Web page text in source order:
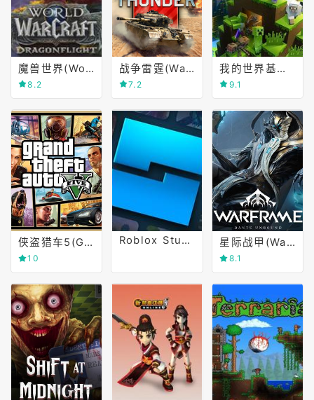
魔兽世界(World of Warcraft)
8.2
战争雷霆(War Thunder)
7.2
我的世界基岩版(Minecraft)
9.1
侠盗猎车5(Grand Theft Auto V)
10
Roblox Studio 星际战甲(Warframe)
8.1